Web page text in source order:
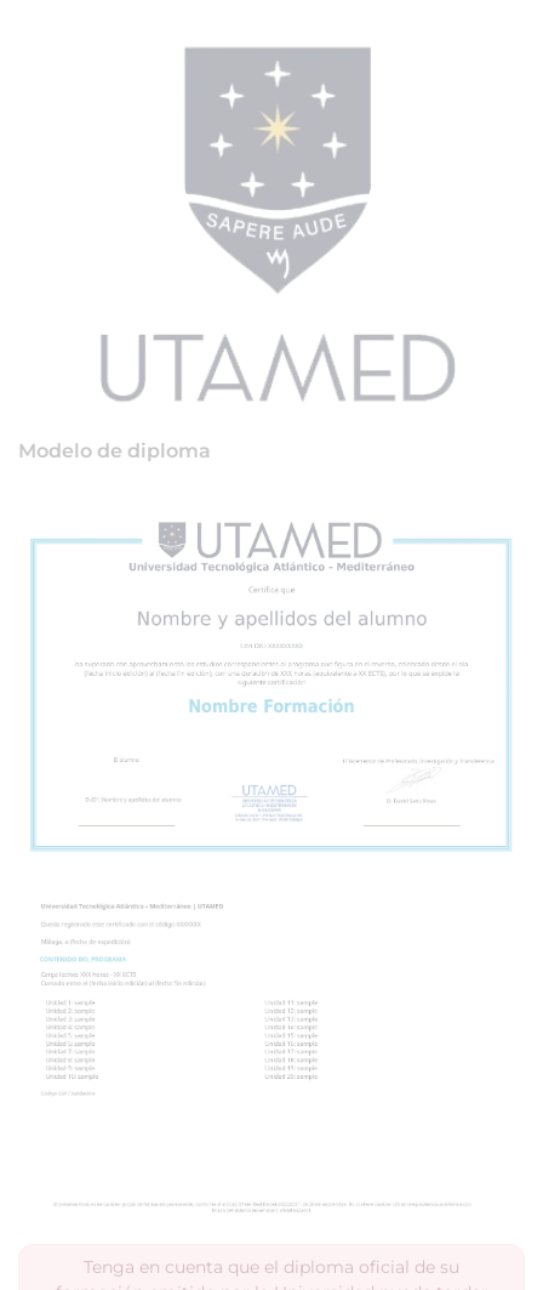
Modelo de diploma
Tenga en cuenta que el diploma oficial de su